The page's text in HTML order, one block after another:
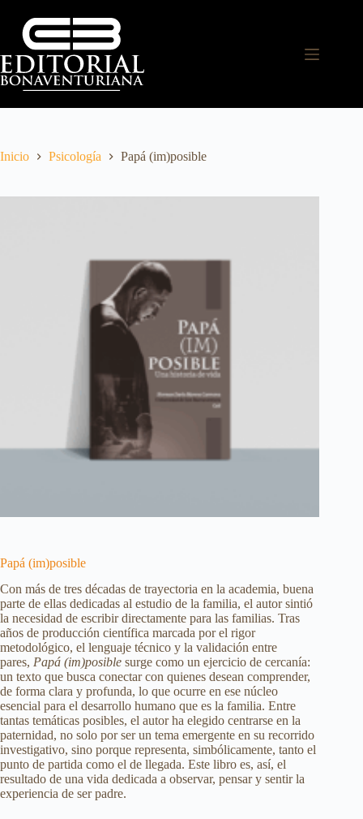
Inicio Psicología Papá (im)posible
Papá (im)posible
Con más de tres décadas de trayectoria en la academia, buena
parte de ellas dedicadas al estudio de la familia, el autor sintió
la necesidad de escribir directamente para las familias. Tras
años de producción científica marcada por el rigor
metodológico, el lenguaje técnico y la validación entre
pares, Papá (im)posible surge como un ejercicio de cercanía:
un texto que busca conectar con quienes desean comprender,
de forma clara y profunda, lo que ocurre en ese núcleo
esencial para el desarrollo humano que es la familia. Entre
tantas temáticas posibles, el autor ha elegido centrarse en la
paternidad, no solo por ser un tema emergente en su recorrido
investigativo, sino porque representa, simbólicamente, tanto el
punto de partida como el de llegada. Este libro es, así, el
resultado de una vida dedicada a observar, pensar y sentir la
experiencia de ser padre.